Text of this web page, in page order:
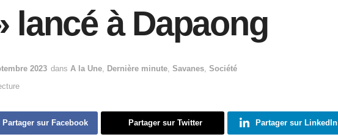
lancé à Dapaong
2023 dans A la Une, Dernière minute, Savanes, Société
Partager sur Facebook Partager sur Twitter Partager sur LinkedIn